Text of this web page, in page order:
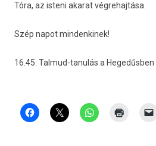
Tóra, az is­teni akarat vég­rehaj­tása.
Szép napot min­denkinek!
16.45: Talmud-tanulás a